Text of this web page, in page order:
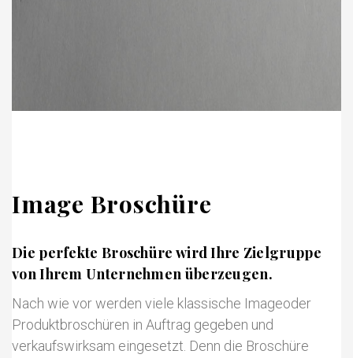
Image Broschüre
Die perfekte Broschüre wird Ihre Zielgruppe
von Ihrem Unternehmen überzeugen.
Nach wie vor werden viele klassische Imageoder
Produktbroschüren in Auftrag gegeben und
verkaufswirksam eingesetzt. Denn die Broschüre